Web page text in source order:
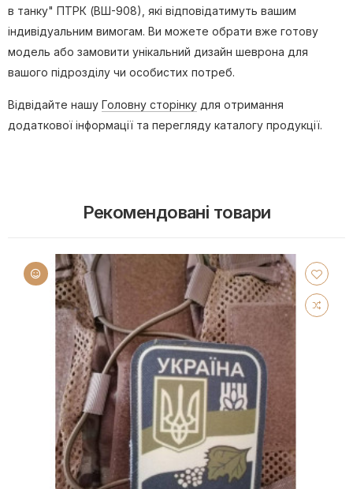
в танку" ПТРК (ВШ-908), які відповідатимуть вашим
індивідуальним вимогам. Ви можете обрати вже готову
модель або замовити унікальний дизайн шеврона для
вашого підрозділу чи особистих потреб.
Відвідайте нашу Головну сторінку для отримання
додаткової інформації та перегляду каталогу продукції.
Рекомендовані товари